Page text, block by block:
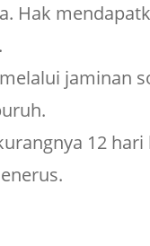
Hak
jaminan
12